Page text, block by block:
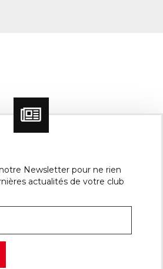
Newsletter pour ne rien
actualités de votre club